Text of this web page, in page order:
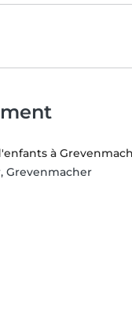
à
Grevenmacher